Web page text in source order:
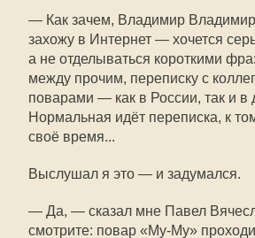
— Как зачем, Владимир
захожу в Интернет — хочется
а не отделываться короткими
между прочим, переписку с
поварами — как в России, так и в
Нормальная идёт переписка, к
своё время...
Выслушал я это — и задумался.
— Да, — сказал мне Павел
смотрите: повар «Му-Му»